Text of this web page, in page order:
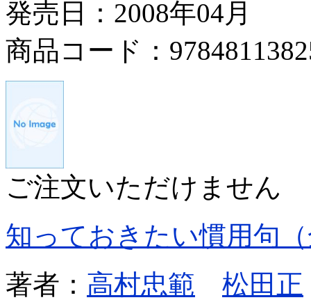
発売日：2008年04月
商品コード：
ご注文いただけません
知っておきたい慣用句
著者： 高村忠範
松田正